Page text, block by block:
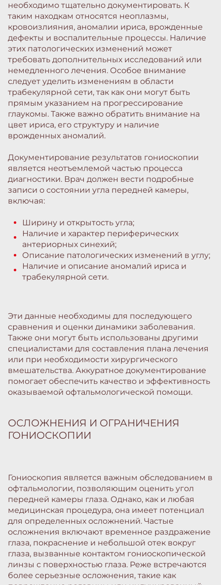
необходимо тщательно документировать. К
таким находкам относятся неоплазмы,
кровоизлияния, аномалии ириса, врожденные
дефекты и воспалительные процессы. Наличие
этих патологических изменений может
требовать дополнительных исследований или
немедленного лечения. Особое внимание
следует уделить изменениям в области
трабекулярной сети, так как они могут быть
прямым указанием на прогрессирование
глаукомы. Также важно обратить внимание на
цвет ириса, его структуру и наличие
врожденных аномалий.
Документирование результатов гониоскопии
является неотъемлемой частью процесса
диагностики. Врач должен вести подробные
записи о состоянии угла передней камеры,
включая:
Ширину и открытость угла;
Наличие и характер периферических
антериорных синехий;
Описание патологических изменений в углу;
Наличие и описание аномалий ириса и
трабекулярной сети.
Эти данные необходимы для последующего
сравнения и оценки динамики заболевания.
Также они могут быть использованы другими
специалистами для составления плана лечения
или при необходимости хирургического
вмешательства. Аккуратное документирование
помогает обеспечить качество и эффективность
оказываемой офтальмологической помощи.
ОСЛОЖНЕНИЯ И ОГРАНИЧЕНИЯ
ГОНИОСКОПИИ
Гониоскопия является важным обследованием в
офтальмологии, позволяющим оценить угол
передней камеры глаза. Однако, как и любая
медицинская процедура, она имеет потенциал
для определенных осложнений. Частые
осложнения включают временное раздражение
глаза, покраснение и небольшой отек вокруг
глаза, вызванные контактом гониоскопической
линзы с поверхностью глаза. Реже встречаются
более серьезные осложнения, такие как